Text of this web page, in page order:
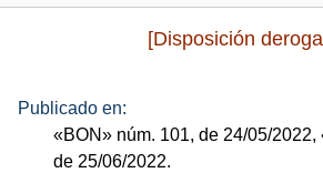
[Disposición
Publicado en:
«BON» núm. 101, de 24/05/2022,
de 25/06/2022.